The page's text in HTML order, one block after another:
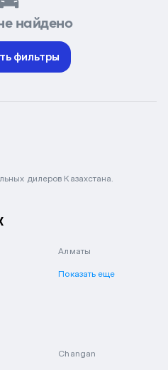
найдено
фильтры
дилеров Казахстана.
Алматы
Показать еще
Changan